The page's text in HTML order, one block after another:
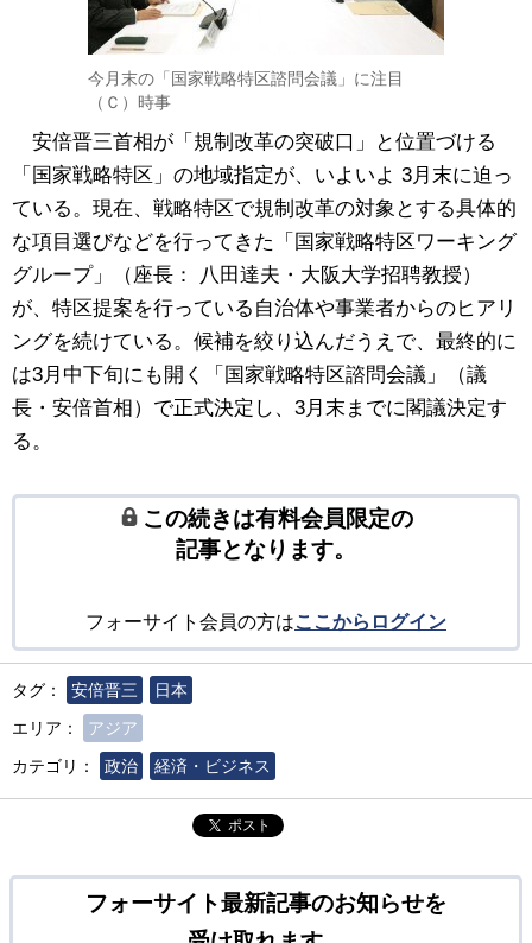
今月末の「国家戦略特区諮問会議」に注目
（Ｃ）時事
安倍晋三首相が「規制改革の突破口」と位置づける
「国家戦略特区」の地域指定が、いよいよ 3月末に迫っ
ている。現在、戦略特区で規制改革の対象とする具体的
な項目選びなどを行ってきた「国家戦略特区ワーキング
グループ」（座長： 八田達夫・大阪大学招聘教授）
が、特区提案を行っている自治体や事業者からのヒアリ
ングを続けている。候補を絞り込んだうえで、最終的に
は3月中下旬にも開く「国家戦略特区諮問会議」（議
長・安倍首相）で正式決定し、3月末までに閣議決定す
る。
この続きは有料会員限定の
記事となります。
フォーサイト会員の方はここからログイン
タグ： 安倍晋三
日本
エリア：
アジア
カテゴリ：
政治 経済・ビジネス
ポスト
フォーサイト最新記事のお知らせを